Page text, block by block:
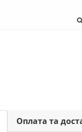
Оплата та